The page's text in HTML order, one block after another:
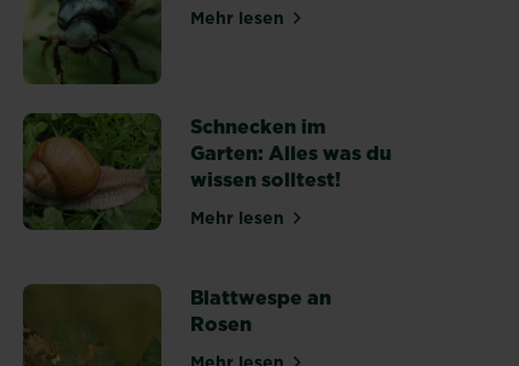
Mehr lesenüber Käfer an Rosen
Insekten an Bäumen & Sträuchern
Schnecken im
Garten: Alles was du
wissen solltest!
Mehr lesenüber Schnecken im Garten:
Blattwespe an
Rosen